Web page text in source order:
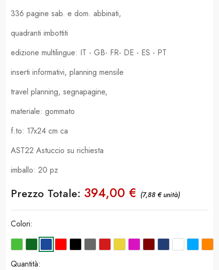
336 pagine sab. e dom. abbinati,
quadranti imbottiti
edizione multilingue: IT - GB- FR- DE - ES - PT
inserti informativi, planning mensile
travel planning, segnapagine,
materiale: gommato
f.to: 17x24 cm ca
AST22 Astuccio su richiesta
imballo: 20 pz
Prezzo Totale: 394,00 € (7,88 € unità)
Colori:
Quantità: